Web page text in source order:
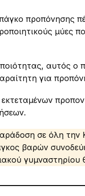
προπόνησης
μύες
αυτός ο
για
σε όλη
βαρών